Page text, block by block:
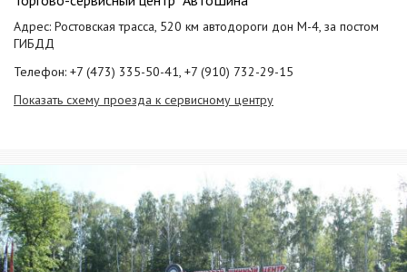
Адрес: Ростовская трасса, 520 км автодороги дон М-4, за постом
ГИБДД
Телефон: +7 (473) 335-50-41, +7 (910) 732-29-15
Показать схему проезда к сервисному центру